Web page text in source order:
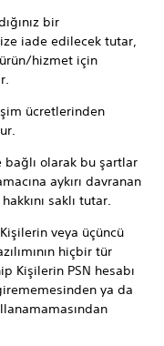
bir
iade edilecek tutar,
hizmet için
ücretlerinden
olarak bu şartlar
aykırı davranan
saklı tutar.
veya üçüncü
hiçbir tür
Kişilerin PSN hesabı
ya da